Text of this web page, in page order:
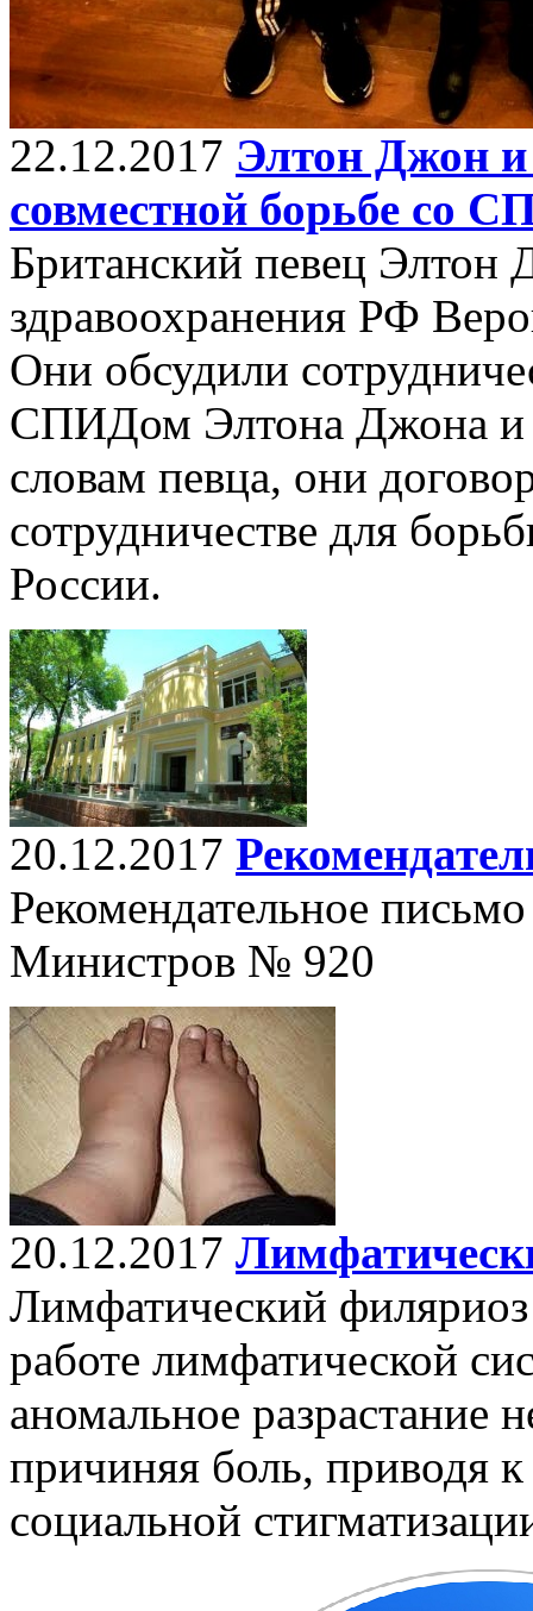
22.12.2017 Элтон Джон и
совместной борьбе со
Британский певец Элтон
здравоохранения РФ
Они обсудили
СПИДом Элтона Джона и
словам певца, они
сотрудничестве для
России.
20.12.2017
Рекомендательное
Министров № 920
20.12.2017
Лимфатический
работе лимфатической
аномальное разрастание
причиняя боль, приводя
социальной